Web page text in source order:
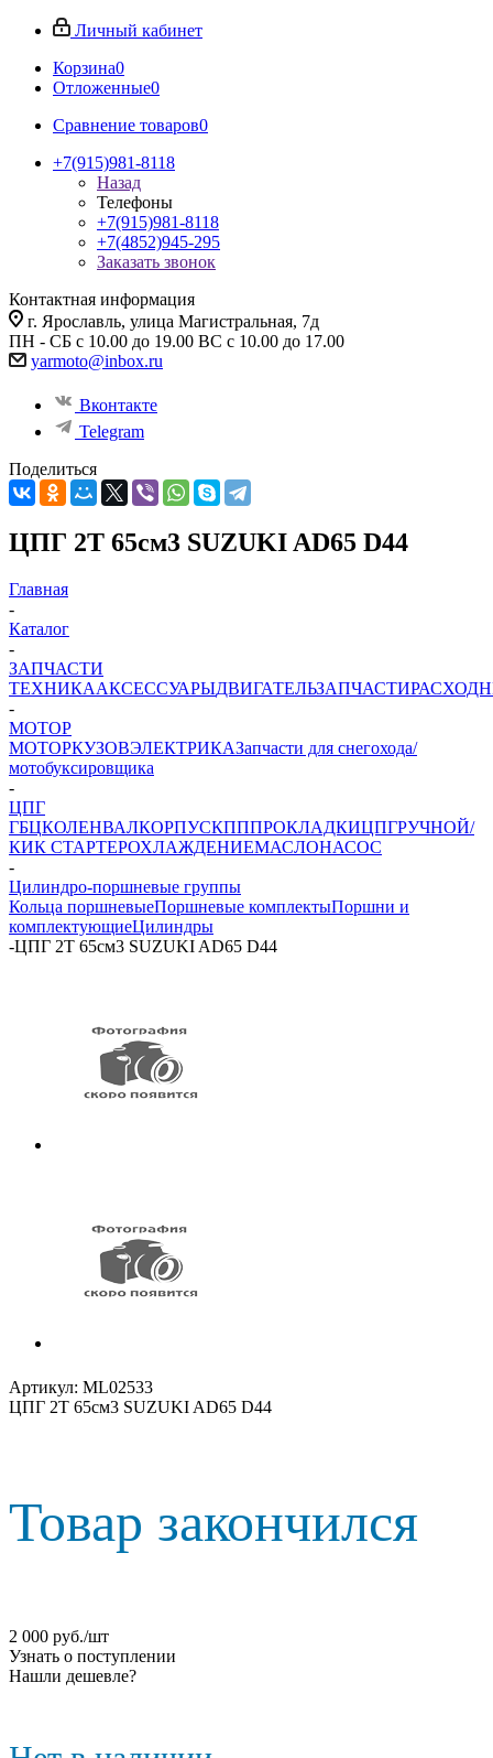
Личный кабинет
Корзина0
Отложенные0
Сравнение товаров0
+7(915)981-8118
Назад
Телефоны
+7(915)981-8118
+7(4852)945-295
Заказать звонок
Контактная информация
г. Ярославль, улица Магистральная, 7д
ПН - СБ с 10.00 до 19.00 ВС с 10.00 до 17.00
yarmoto@inbox.ru
Вконтакте
Telegram
Поделиться
ЦПГ 2T 65см3 SUZUKI AD65 D44
Главная
-
Каталог
-
ЗАПЧАСТИ
ТЕХНИКААКСЕССУАРЫДВИГАТЕЛЬЗАПЧАСТИ
-
МОТОР
МОТОРКУЗОВЭЛЕКТРИКАЗапчасти для снегохода/
мотобуксировщика
-
ЦПГ
ГБЦКОЛЕНВАЛКОРПУСКПППРОКЛАДКИЦПГРУЧНОЙ/
КИК СТАРТЕРОХЛАЖДЕНИЕМАСЛОНАСОС
-
Цилиндро-поршневые группы
Кольца поршневыеПоршневые комплектыПоршни и
комплектующиеЦилиндры
-ЦПГ 2T 65см3 SUZUKI AD65 D44
Артикул: ML02533
ЦПГ 2T 65см3 SUZUKI AD65 D44
Товар закончился
2 000 руб./шт
Узнать о поступлении
Нашли дешевле?